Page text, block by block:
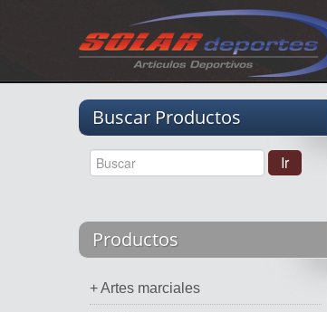
Buscar Productos
Productos
+ Artes marciales